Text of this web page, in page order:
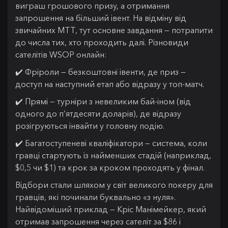
виграш грошового призу, а отримання
запрошення на більший івент. На відміну від
звичайних MTT, тут основне завдання — потрапити
до числа тих, хто проходить далі. Різновиди
сателітів WSOP онлайн:
✔️ Фріроли — безкоштовні івенти, де приз —
доступ на наступний етап або відразу у топ-матч.
✔️ Прямі — турніри з невеликим бай-іном (від
одного до п’ятдесяти доларів), де відразу
розігруються інвайти у головну подію.
✔️ Багатоступеневі кваліфікатори — система, коли
гравці стартують із найменших стадій (наприклад,
$0,5 чи $1) та крок за кроком проходять у фінал.
Відбори стали шляхом у світ великого покеру для
гравців, які починали буквально «з нуля».
Найвідоміший приклад — Кріс Манімейкер, який
отримав запрошення через сателіт за $86 і